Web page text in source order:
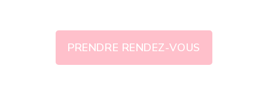
PRENDRE RENDEZ-VOUS